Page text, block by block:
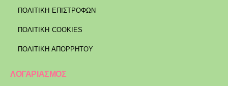
ΠΟΛΙΤΙΚΉ ΕΠΙΣΤΡΟΦΏΝ
ΠΟΛΙΤΙΚΉ COOKIES
ΠΟΛΙΤΙΚΉ ΑΠΟΡΡΉΤΟΥ
ΛΟΓΑΡΙΑΣΜΟΣ